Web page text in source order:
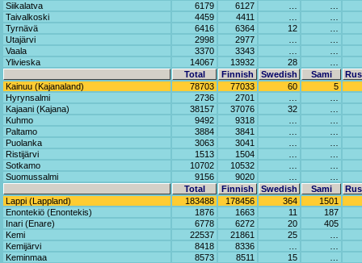
Siikalatva
6179 6127
Taivalkoski
4459 4411
Tyrnävä
6416 6364 12
Utajärvi
2998 2977
Vaala
3370 3343
Ylivieska
14067 13932 28
Total
Finnish Swedish Sami
Kainuu (Kajanaland)
78703 77033 60
5
Hyrynsalmi
2736 2701
Kajaani (Kajana)
38157 37076 32
Kuhmo
9492 9318
Paltamo
3884 3841
Puolanka
3063 3041
Ristijärvi
1513 1504
Sotkamo
10702 10532
Suomussalmi
9156 9020
Total
Finnish Swedish Sami
Lappi (Lappland)
183488 178456 364
1501
Enontekiö (Enontekis)
1876 1663 11
187
Inari (Enare)
6778 6272 20
405
Kemi
22537 21861 25
Kemijärvi
8418 8336
Keminmaa
8573 8511 15